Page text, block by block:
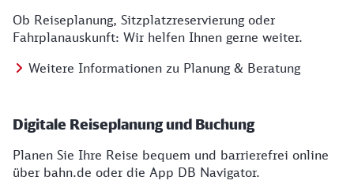
Ob Reiseplanung, Sitzplatz­reservierung oder
Fahrplanauskunft: Wir helfen Ihnen gerne weiter.
Weitere Informationen zu Planung & Beratung
Digitale Reiseplanung und Buchung
Planen Sie Ihre Reise bequem und barrierefrei online
über bahn.de oder die App DB Navigator.